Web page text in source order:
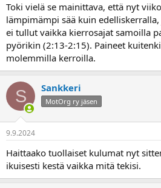
Toki vielä se mainittava, että nyt
lämpimämpi sää kuin
ei tullut vaikka kierrosajat samoilla
pyörikin (2:13-2:15). Paineet
molemmilla kerroilla.
S Sankkeri
MotOrg ry jäsen
9.9.2024
Haittaako tuollaiset kulumat nyt
ikuisesti kestä vaikka mitä tekisi.